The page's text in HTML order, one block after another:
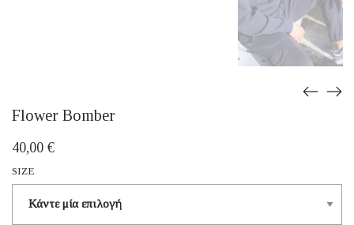
Flower Bomber
40,00 €
SIZE